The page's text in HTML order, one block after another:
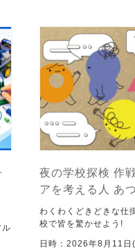
夜の学校探検 作
アを考える人 あ
わくわくどきどきな仕
校で皆を驚かせよう!
日時：2026年8月11日